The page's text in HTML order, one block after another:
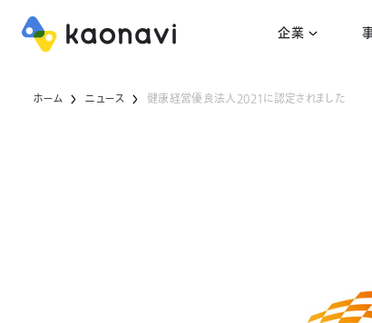
企業
ホーム ニュース 健康経営優良法人2021に認定されました